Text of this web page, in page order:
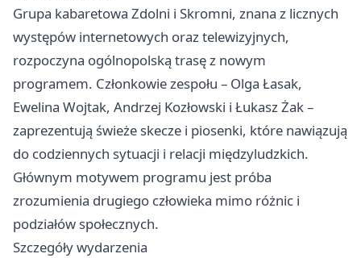
Grupa kabaretowa Zdolni i Skromni, znana z licznych
występów internetowych oraz telewizyjnych,
rozpoczyna ogólnopolską trasę z nowym
programem. Członkowie zespołu – Olga Łasak,
Ewelina Wojtak, Andrzej Kozłowski i Łukasz Żak –
zaprezentują świeże skecze i piosenki, które nawiązują
do codziennych sytuacji i relacji międzyludzkich.
Głównym motywem programu jest próba
zrozumienia drugiego człowieka mimo różnic i
podziałów społecznych.
Szczegóły wydarzenia